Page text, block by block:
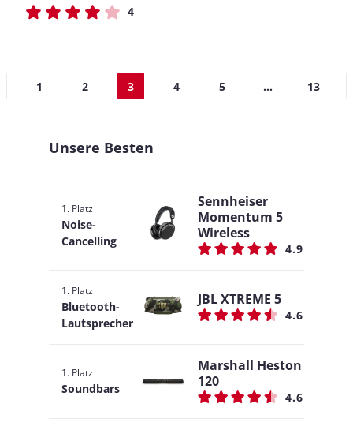
4
1 2 3 4 5 ... 13
Unsere Besten
1. Platz
Noise-
Cancelling
Sennheiser
Momentum 5
Wireless
4.9
1. Platz
Bluetooth-
Lautsprecher
JBL XTREME 5
4.6
1. Platz
Soundbars
Marshall Heston
120
4.6